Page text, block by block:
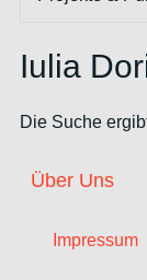
Iulia
Die Suche
Über Uns
Impressum